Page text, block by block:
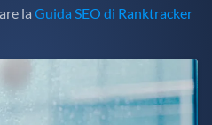
la Guida SEO di Ranktracker